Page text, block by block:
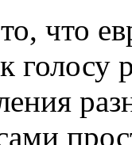
что
голосу